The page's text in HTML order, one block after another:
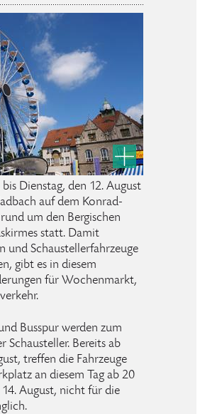
Dienstag, den 12. August
auf dem Konrad-
um den Bergischen
statt. Damit
und Schaustellerfahrzeuge
gibt es in diesem
für Wochenmarkt,
Busspur werden zum
Schausteller. Bereits ab
treffen die Fahrzeuge
an diesem Tag ab 20
August, nicht für die